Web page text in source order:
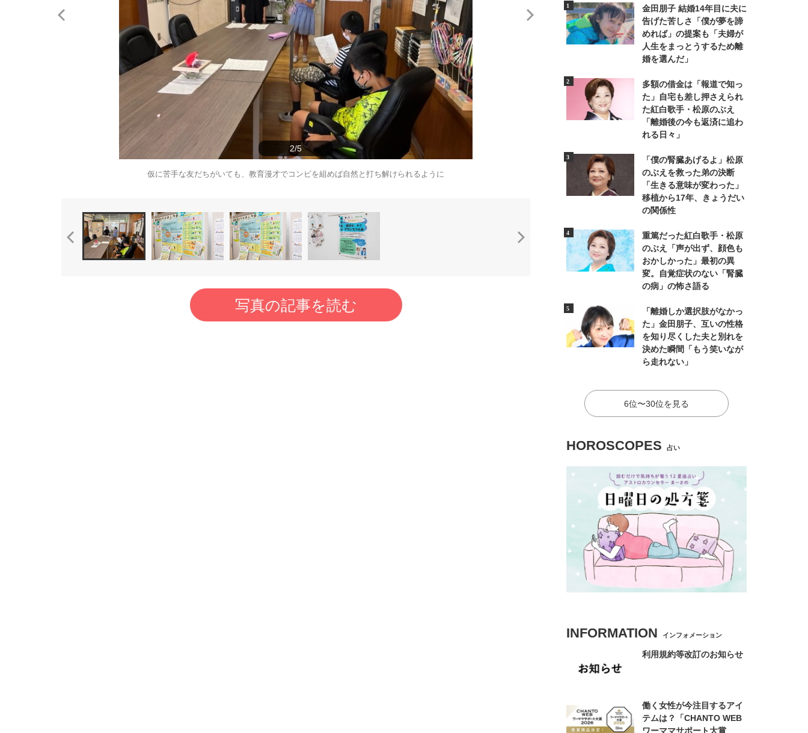
2/5
仮に苦手な友だちがいても、教育漫才でコンビを組めば自然と打ち解けられるように 図書室前に貼られている「教育漫才の効果と
写真の記事を読む
金田朋子 結婚14年目に夫に
告げた苦しさ「僕が夢を諦
めれば」の提案も「夫婦が
人生をまっとうするため離
婚を選んだ」
多額の借金は「報道で知っ
た」自宅も差し押さえられ
た紅白歌手・松原のぶえ
「離婚後の今も返済に追わ
れる日々」
「僕の腎臓あげるよ」松原
のぶえを救った弟の決断
「生きる意味が変わった」
移植から17年、きょうだい
の関係性
重篤だった紅白歌手・松原
のぶえ「声が出ず、顔色も
おかしかった」最初の異
変。自覚症状のない「腎臓
の病」の怖さ語る
「離婚しか選択肢がなかっ
た」金田朋子、互いの性格
を知り尽くした夫と別れを
決めた瞬間「もう笑いなが
ら走れない」
6位〜30位を見る
HOROSCOPES 占い
INFORMATION インフォメーション
利用規約等改訂のお知らせ
働く女性が今注目するアイ
テムは？「CHANTO WEB
ワーママサポート大賞